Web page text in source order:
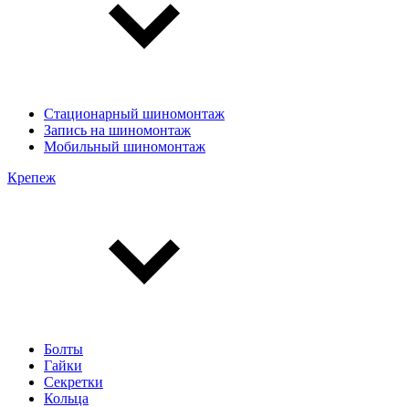
Стационарный шиномонтаж
Запись на шиномонтаж
Мобильный шиномонтаж
Крепеж
Болты
Гайки
Секретки
Кольца